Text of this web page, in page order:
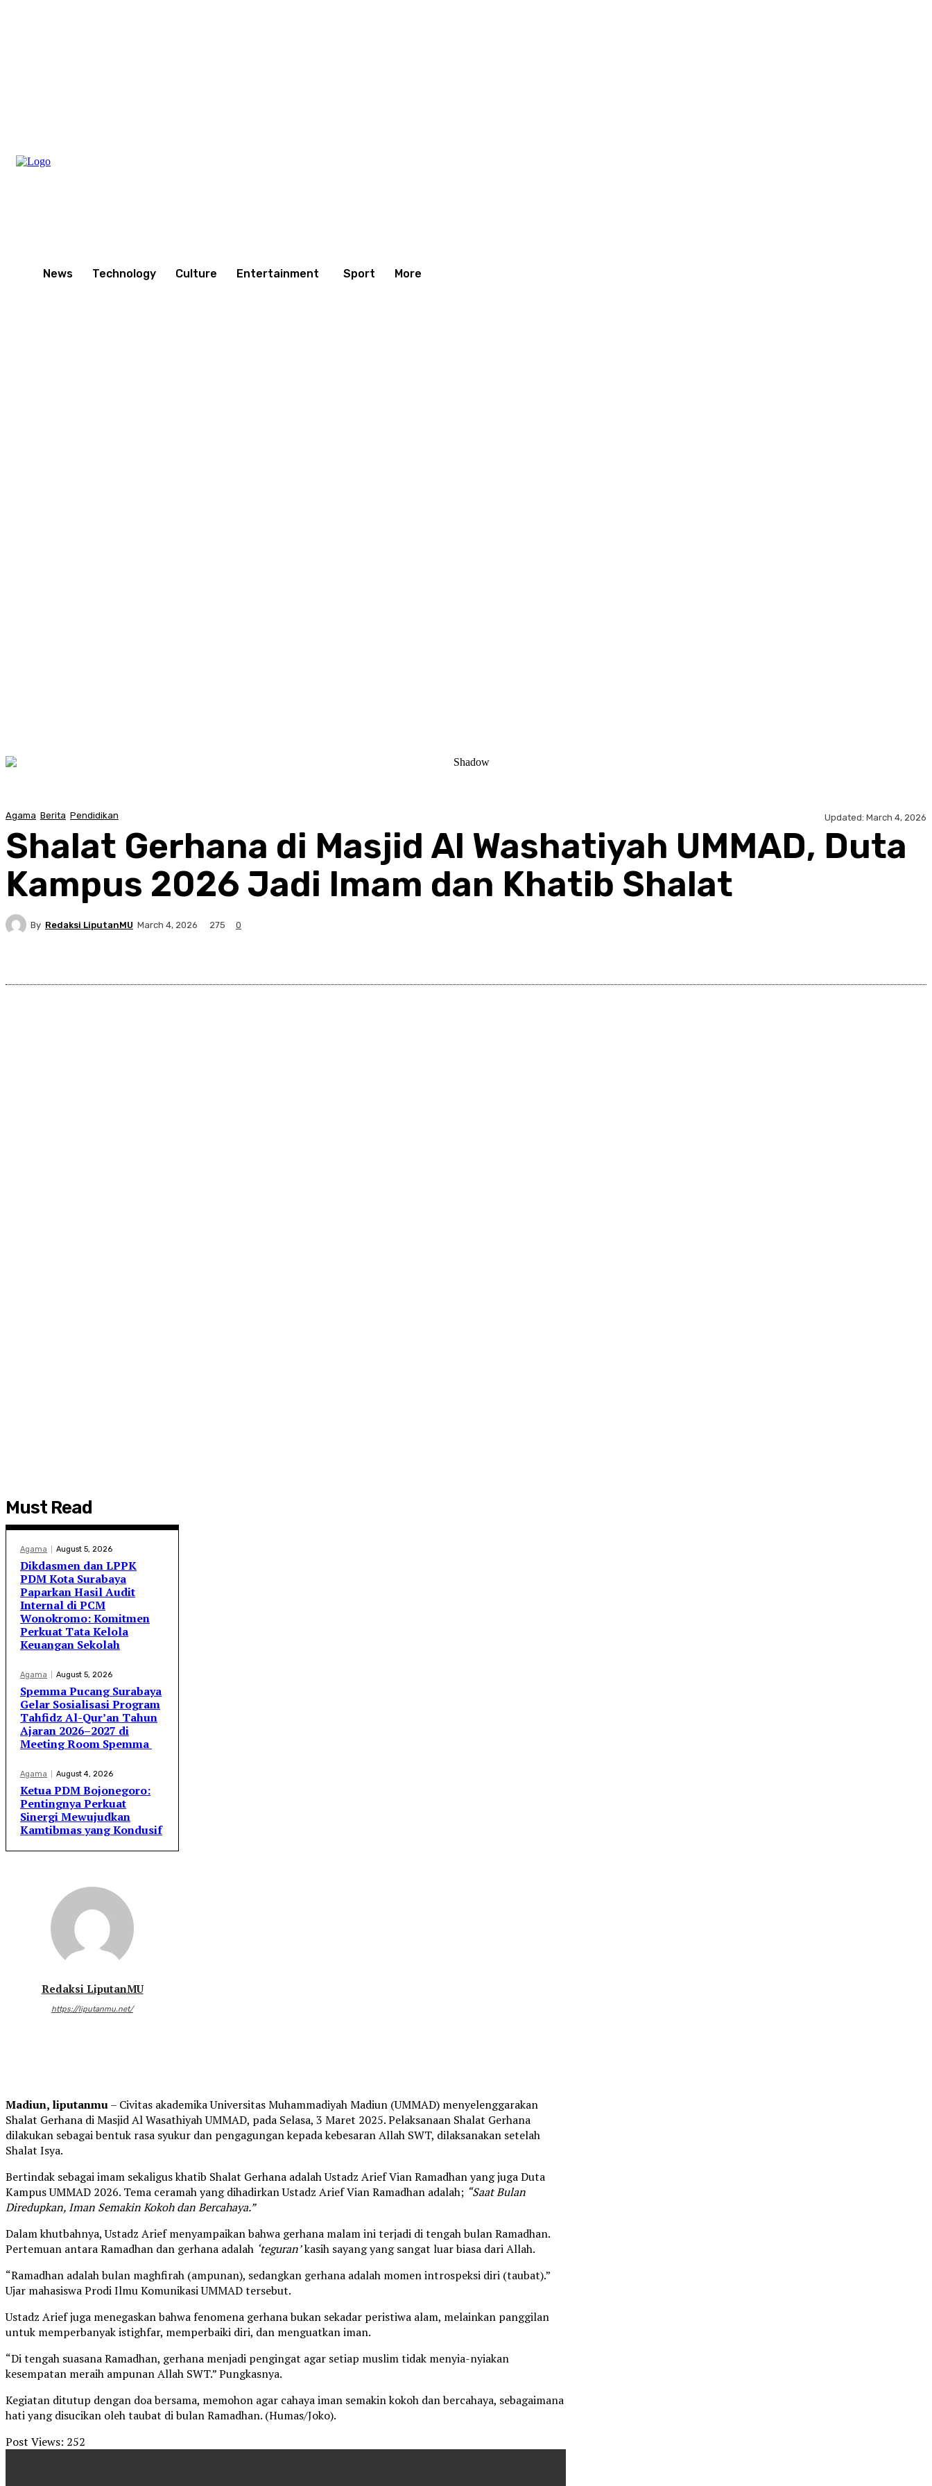
News Technology Culture Entertainment Sport More
Agama Berita Pendidikan Updated: March 4, 2026
Shalat Gerhana di Masjid Al Washatiyah UMMAD, Duta
Kampus 2026 Jadi Imam dan Khatib Shalat
By Redaksi LiputanMU March 4, 2026 275 0
Must Read
Agama August 5, 2026
Dikdasmen dan LPPK
PDM Kota Surabaya
Paparkan Hasil Audit
Internal di PCM
Wonokromo: Komitmen
Perkuat Tata Kelola
Keuangan Sekolah
Agama August 5, 2026
Spemma Pucang Surabaya
Gelar Sosialisasi Program
Tahfidz Al-Qur’an Tahun
Ajaran 2026–2027 di
Meeting Room Spemma
Agama August 4, 2026
Ketua PDM Bojonegoro:
Pentingnya Perkuat
Sinergi Mewujudkan
Kamtibmas yang Kondusif
Redaksi LiputanMU
https://liputanmu.net/
Madiun, liputanmu– Civitas akademika Universitas Muhammadiyah Madiun (UMMAD) menyelenggarakan
Shalat Gerhana di Masjid Al Wasathiyah UMMAD, pada Selasa, 3 Maret 2025. Pelaksanaan Shalat Gerhana
dilakukan sebagai bentuk rasa syukur dan pengagungan kepada kebesaran Allah SWT, dilaksanakan setelah
Shalat Isya.
Bertindak sebagai imam sekaligus khatib Shalat Gerhana adalah Ustadz Arief Vian Ramadhan yang juga Duta
Kampus UMMAD 2026. Tema ceramah yang dihadirkan Ustadz Arief Vian Ramadhan adalah; “Saat Bulan
Diredupkan, Iman Semakin Kokoh dan Bercahaya.”
Dalam khutbahnya, Ustadz Arief menyampaikan bahwa gerhana malam ini terjadi di tengah bulan Ramadhan.
Pertemuan antara Ramadhan dan gerhana adalah ‘teguran’kasih sayang yang sangat luar biasa dari Allah.
“Ramadhan adalah bulan maghfirah (ampunan), sedangkan gerhana adalah momen introspeksi diri (taubat).”
Ujar mahasiswa Prodi Ilmu Komunikasi UMMAD tersebut.
Ustadz Arief juga menegaskan bahwa fenomena gerhana bukan sekadar peristiwa alam, melainkan panggilan
untuk memperbanyak istighfar, memperbaiki diri, dan menguatkan iman.
“Di tengah suasana Ramadhan, gerhana menjadi pengingat agar setiap muslim tidak menyia-nyiakan
kesempatan meraih ampunan Allah SWT.” Pungkasnya.
Kegiatan ditutup dengan doa bersama, memohon agar cahaya iman semakin kokoh dan bercahaya, sebagaimana
hati yang disucikan oleh taubat di bulan Ramadhan. (Humas/Joko).
Post Views: 252